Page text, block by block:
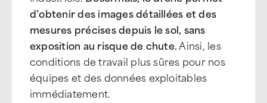
d’obtenir des images détaillées et des
mesures précises depuis le sol, sans
exposition au risque de chute.Ainsi, les
conditions de travail plus sûres pour nos
équipes et des données exploitables
immédiatement.